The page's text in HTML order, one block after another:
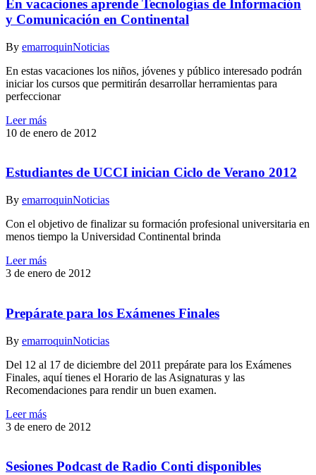
En vacaciones aprende Tecnologías de Información
y Comunicación en Continental
By emarroquinNoticias
En estas vacaciones los niños, jóvenes y público interesado podrán
iniciar los cursos que permitirán desarrollar herramientas para
perfeccionar
Leer más
10 de enero de 2012
Estudiantes de UCCI inician Ciclo de Verano 2012
By emarroquinNoticias
Con el objetivo de finalizar su formación profesional universitaria en
menos tiempo la Universidad Continental brinda
Leer más
3 de enero de 2012
Prepárate para los Exámenes Finales
By emarroquinNoticias
Del 12 al 17 de diciembre del 2011 prepárate para los Exámenes
Finales, aquí tienes el Horario de las Asignaturas y las
Recomendaciones para rendir un buen examen.
Leer más
3 de enero de 2012
Sesiones Podcast de Radio Conti disponibles